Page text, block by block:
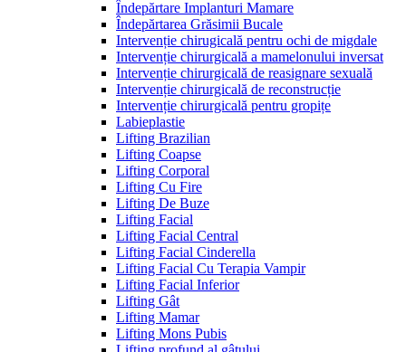
Îndepărtare Implanturi Mamare
Îndepărtarea Grăsimii Bucale
Intervenție chirugicală pentru ochi de migdale
Intervenție chirurgicală a mamelonului inversat
Intervenție chirurgicală de reasignare sexuală
Intervenție chirurgicală de reconstrucție
Intervenție chirurgicală pentru gropițe
Labieplastie
Lifting Brazilian
Lifting Coapse
Lifting Corporal
Lifting Cu Fire
Lifting De Buze
Lifting Facial
Lifting Facial Central
Lifting Facial Cinderella
Lifting Facial Cu Terapia Vampir
Lifting Facial Inferior
Lifting Gât
Lifting Mamar
Lifting Mons Pubis